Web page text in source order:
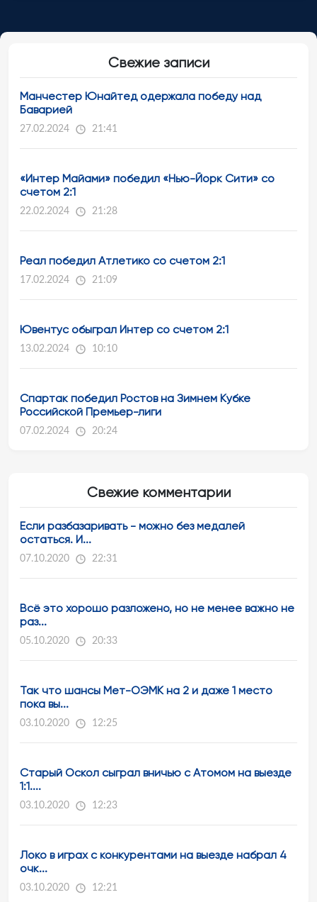
Свежие записи
Манчестер Юнайтед одержала победу над
Баварией
27.02.2024 21:41
«Интер Майами» победил «Нью-Йорк Сити» со
счетом 2:1
22.02.2024 21:28
Реал победил Атлетико со счетом 2:1
17.02.2024 21:09
Ювентус обыграл Интер со счетом 2:1
13.02.2024 10:10
Спартак победил Ростов на Зимнем Кубке
Российской Премьер-лиги
07.02.2024 20:24
Свежие комментарии
Если разбазаривать - можно без медалей
остаться. И...
07.10.2020 22:31
Всё это хорошо разложено, но не менее важно не
раз...
05.10.2020 20:33
Так что шансы Мет-ОЭМК на 2 и даже 1 место
пока вы...
03.10.2020 12:25
Старый Оскол сыграл вничью с Атомом на выезде
1:1....
03.10.2020 12:23
Локо в играх с конкурентами на выезде набрал 4
очк...
03.10.2020 12:21